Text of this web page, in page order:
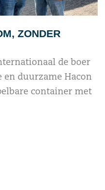
ZONDER
de boer
duurzame Hacon
container met